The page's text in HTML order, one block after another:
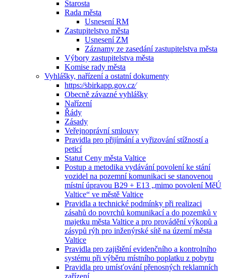
Starosta
Rada města
Usnesení RM
Zastupitelstvo města
Usnesení ZM
Záznamy ze zasedání zastupitelstva města
Výbory zastupitelstva města
Komise rady města
Vyhlášky, nařízení a ostatní dokumenty
https:⁄⁄sbirkapp.gov.cz⁄
Obecně závazné vyhlášky
Nařízení
Řády
Zásady
Veřejnoprávní smlouvy
Pravidla pro přijímání a vyřizování stížností a
peticí
Statut Ceny města Valtice
Postup a metodika vydávání povolení ke stání
vozidel na pozemní komunikaci se stanovenou
místní úpravou B29 + E13 „mimo povolení MěÚ
Valtice“ ve městě Valtice
Pravidla a technické podmínky při realizaci
zásahů do povrchů komunikací a do pozemků v
majetku města Valtice a pro provádění výkopů a
zásypů rýh pro inženýrské sítě na území města
Valtice
Pravidla pro zajištění evidenčního a kontrolního
systému při výběru místního poplatku z pobytu
Pravidla pro umísťování přenosných reklamních
zařízení